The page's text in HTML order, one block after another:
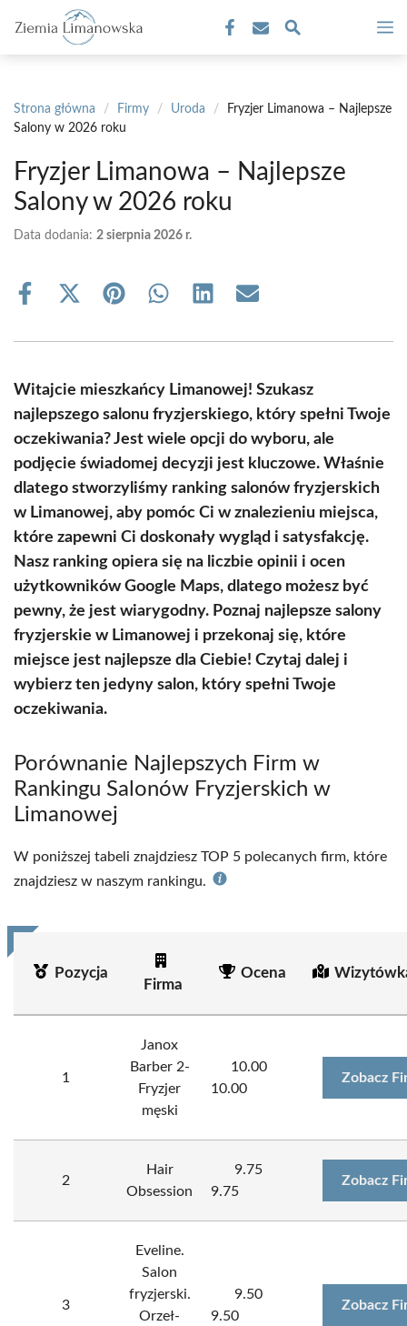
treści
Strona główna / Firmy / Uroda /
Fryzjer Limanowa – Najlepsze
Salony w 2026 roku
Fryzjer Limanowa – Najlepsze
Salony w 2026 roku
Data dodania: 2 sierpnia 2026 r.
Share
Share
(Twitter)
Share Share Share Share
Witajcie mieszkańcy Limanowej! Szukasz
najlepszego salonu fryzjerskiego, który spełni Twoje
oczekiwania? Jest wiele opcji do wyboru, ale
podjęcie świadomej decyzji jest kluczowe. Właśnie
dlatego stworzyliśmy ranking salonów fryzjerskich
w Limanowej, aby pomóc Ci w znalezieniu miejsca,
które zapewni Ci doskonały wygląd i satysfakcję.
Nasz ranking opiera się na liczbie opinii i ocen
użytkowników Google Maps, dlatego możesz być
pewny, że jest wiarygodny. Poznaj najlepsze salony
fryzjerskie w Limanowej i przekonaj się, które
miejsce jest najlepsze dla Ciebie! Czytaj dalej i
wybierz ten jedyny salon, który spełni Twoje
oczekiwania.
Porównanie Najlepszych Firm w
Rankingu Salonów Fryzjerskich w
Limanowej
W poniższej tabeli znajdziesz TOP 5 polecanych firm, które
znajdziesz w naszym rankingu.
Pozycja
Firma
Ocena
1
Janox
Barber 2-
Fryzjer
męski
10.00
10.00
Zobacz
2
Hair
Obsession
9.75
9.75
Zobacz
3
Eveline.
Salon
fryzjerski.
Orzeł-
9.50
9.50
Zobacz